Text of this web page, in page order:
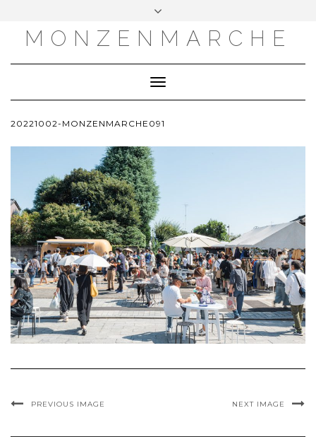
MONZENMARCHE
Toggle
Navigation
20221002-MONZENMARCHE091
PREVIOUS IMAGE NEXT IMAGE